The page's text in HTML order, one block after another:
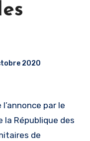
2020
la République des
de